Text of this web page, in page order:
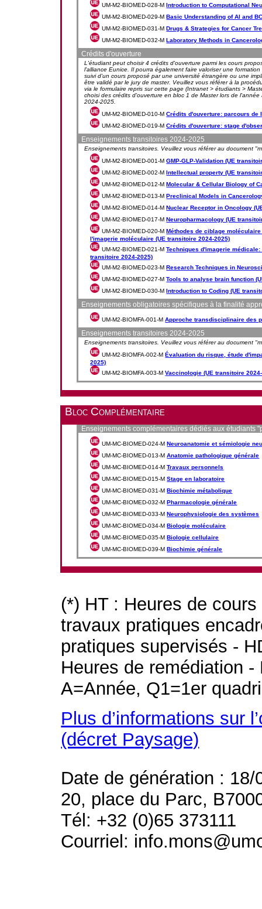
UM-M2-BIOMED-028-MIntroduction to Computational
UM-M2-BIOMED-029-MBasic Understanding of AI and
UM-M2-BIOMED-031-MDrugs & Strategies for Cancer
UM-M2-BIOMED-032-MLaboratory Methods in
Crédits d'ouverture
L'étudiant peut choisir 4 crédits d'ouverture parmi les cours
l'alliance Eunice. Il pourra également faire valoriser une
suivi d'un cours proposé par une université étrangère ou une
être validé par le jury de master. Veuillez vous référer à la
via le formulaire repris sur cette page (Intranet > étudiants >
choisi des crédits d'ouverture en bloc 1 de Master lors de
2024-2025.
UM-M2-BIOMED-010-MCrédits d'ouverture: parcours de
UM-M2-BIOMED-019-MCrédits d'ouverture: stage
Enseignements transitoires 2024-2025
Enseignements transitoires. Veuillez vous référer au document
UM-M2-BIOMED-001-MGMP-GLP-Validation (UE
UM-M2-BIOMED-002-MIntellectual property (UE
UM-M2-BIOMED-012-MMolecular & Cellular Biology of
UM-M2-BIOMED-013-MPreclinical Models in
UM-M2-BIOMED-014-MNuclear Receptor in Oncology
UM-M2-BIOMED-017-MNeuropharmacology (UE
UM-M2-BIOMED-020-MMéthodes de ciblage
l'imagerie moléculaire (UE transitoire 2024-2025)
UM-M2-BIOMED-021-MTechniques d'imagerie
transitoire 2024-2025)
UM-M2-BIOMED-023-MResearch Techniques in
UM-M2-BIOMED-027-MTools to analyse brain function
UM-M2-BIOMED-030-MIntroduction to Coding (UE
Enseignements obligatoires spécifiques à la finalité
UM-M2-BIOMFA-001-MApproche transdisciplinaire des
Enseignements transitoires 2024-2025
Enseignements transitoires. Veuillez vous référer au document
UM-M2-BIOMFA-002-MÉvaluation du risque, étude
2025)
UM-M2-BIOMFA-003-MVaccinologie (UE transitoire
Bloc Complémentaire
Enseignements complémentaires dédiés aux étudiants
UM-MC-BIOMED-024-MNeuroanatomie et sémiologie
UM-MC-BIOMED-013-MAnatomie pathologique générale
UM-MC-BIOMED-014-MTravaux personnels
UM-MC-BIOMED-015-MStage en laboratoire
UM-MC-BIOMED-031-MBiochimie métabolique
UM-MC-BIOMED-032-MPharmacologie générale
UM-MC-BIOMED-033-MNeurophysiologie des systèmes
UM-MC-BIOMED-034-MBiologie moléculaire
UM-MC-BIOMED-035-MBiologie cellulaire
UM-MC-BIOMED-039-MBiochimie générale
(*) HT : Heures de
travaux pratiques
pratiques supervisés -
Heures de remédiation
A=Année, Q1=1er
Plus d’informations sur
(décret Paysage)
Date de génération : 18/
20, place du Parc,
Tél: +32 (0)65 373111
Courriel: